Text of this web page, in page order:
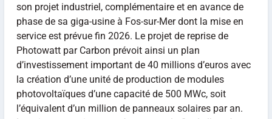
son projet industriel, complémentaire et en avance de
phase de sa giga-usine à Fos-sur-Mer dont la mise en
service est prévue fin 2026. Le projet de reprise de
Photowatt par Carbon prévoit ainsi un plan
d’investissement important de 40 millions d’euros avec
la création d’une unité de production de modules
photovoltaïques d’une capacité de 500 MWc, soit
l’équivalent d’un million de panneaux solaires par an.